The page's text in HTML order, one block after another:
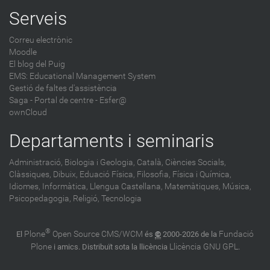
Serveis
Correu electrònic
Moodle
El blog del Puig
EMS: Educational Management System
Gestió de faltes d'assistència
Saga - Portal de centre - Esfer@
ownCloud
Departaments i seminaris
Administració, Biologia i Geologia, Català, Ciències Socials,
Clàssiques, Dibuix, Eduació Física, Filosofia, Física i Química,
Idiomes, Informàtica, Llengua Castellana, Matemàtiques, Música,
Psicopedagogia, Religió, Tecnologia
El Plone® Open Source CMS/WCM és © 2000-2026 de la Fundació
Plonei amics. Distribuït sota la llicència Llicència GNU GPL.